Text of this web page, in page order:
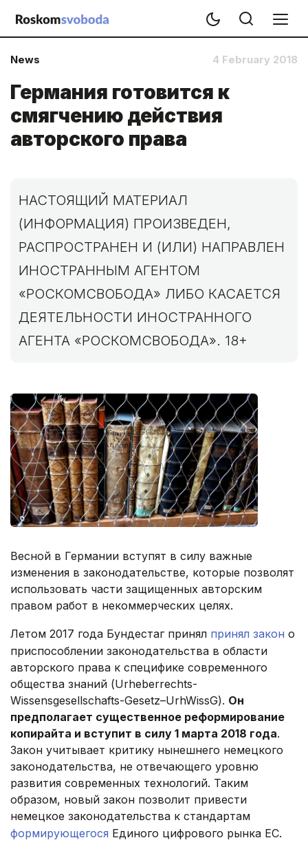
News 4 February 2018
Германия готовится к
смягчению действия
авторского права
НАСТОЯЩИЙ МАТЕРИАЛ
(ИНФОРМАЦИЯ) ПРОИЗВЕДЕН,
РАСПРОСТРАНЕН И (ИЛИ) НАПРАВЛЕН
ИНОСТРАННЫМ АГЕНТОМ
«РОСКОМСВОБОДА» ЛИБО КАСАЕТСЯ
ДЕЯТЕЛЬНОСТИ ИНОСТРАННОГО
АГЕНТА «РОСКОМСВОБОДА». 18+
Весной в Германии вступят в силу важные
изменения в законодательстве, которые позволят
использовать части защищенных авторским
правом работ в некоммерческих целях.
Летом 2017 года Бундестаг принял принял закон о
приспособлении законодательства в области
авторского права к специфике современного
общества знаний (Urheberrechts-
Wissensgesellschafts-Gesetz–UrhWissG). Он
предполагает существенное реформирование
копирайта и вступит в силу 1 марта 2018 года.
Закон учитывает критику нынешнего немецкого
законодательства, не отвечающего уровню
развития современных технологий. Таким
образом, новый закон позволит привести
немецкое законодательства к стандартам
формирующегося Единого цифрового рынка ЕС.